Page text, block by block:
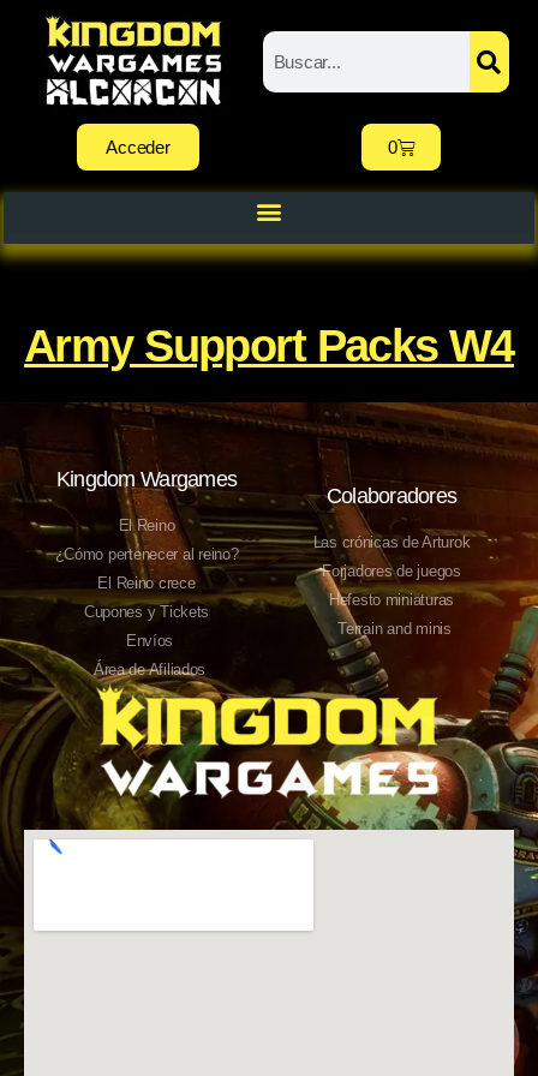
Acceder 0
Army Support Packs W4
Kingdom Wargames
El Reino
¿Cómo pertenecer al reino?
El Reino crece
Cupones y Tickets
Envíos
Área de Afiliados
Colaboradores
Las crónicas de Arturok
Forjadores de juegos
Hefesto miniaturas
Terrain and minis